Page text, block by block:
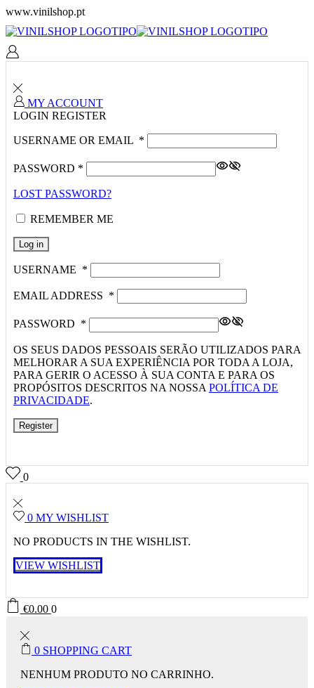
www.vinilshop.pt
MY ACCOUNT
LOGIN REGISTER
USERNAME OR EMAIL *
PASSWORD *
LOST PASSWORD?
REMEMBER ME
Log in
USERNAME *
EMAIL ADDRESS *
PASSWORD *
OS SEUS DADOS PESSOAIS SERÃO UTILIZADOS PARA
MELHORAR A SUA EXPERIÊNCIA POR TODA A LOJA,
PARA GERIR O ACESSO À SUA CONTA E PARA OS
PROPÓSITOS DESCRITOS NA NOSSA POLÍTICA DE
PRIVACIDADE.
Register
0
0 MY WISHLIST
NO PRODUCTS IN THE WISHLIST.
VIEW WISHLIST
€0.00 0
0 SHOPPING CART
NENHUM PRODUTO NO CARRINHO.